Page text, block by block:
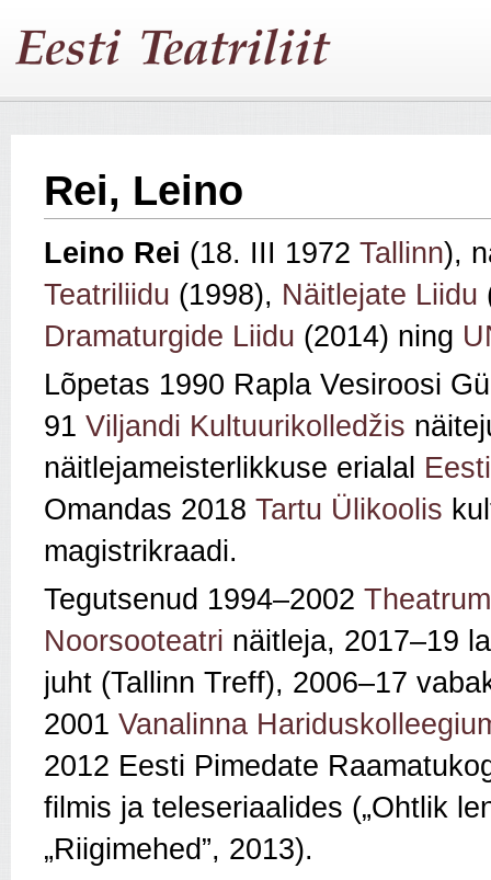
Rei, Leino
Leino Rei (18. III 1972 Tallinn),
Teatriliidu (1998), Näitlejate Liidu
Dramaturgide Liidu (2014) ning
Lõpetas 1990 Rapla Vesiroosi
91 Viljandi Kultuurikolledžis
näitlejameisterlikkuse erialal
Omandas 2018 Tartu Ülikoolis
magistrikraadi.
Tegutsenud 1994–2002
Noorsooteatri näitleja, 2017–19
juht (Tallinn Treff), 2006–17
2001 Vanalinna
2012 Eesti Pimedate
filmis ja teleseriaalides („Ohtlik
„Riigimehed”, 2013).